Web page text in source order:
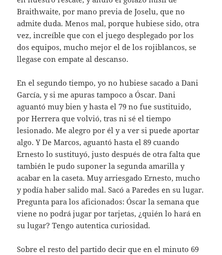
Braithwaite, por mano previa de Joselu, que no
admite duda. Menos mal, porque hubiese sido, otra
vez, increíble que con el juego desplegado por los
dos equipos, mucho mejor el de los rojiblancos, se
llegase con empate al descanso.
En el segundo tiempo, yo no hubiese sacado a Dani
García, y si me apuras tampoco a Óscar. Dani
aguantó muy bien y hasta el 79 no fue sustituido,
por Herrera que volvió, tras ni sé el tiempo
lesionado. Me alegro por él y a ver si puede aportar
algo. Y De Marcos, aguantó hasta el 89 cuando
Ernesto lo sustituyó, justo después de otra falta que
también le pudo suponer la segunda amarilla y
acabar en la caseta. Muy arriesgado Ernesto, mucho
y podía haber salido mal. Sacó a Paredes en su lugar.
Pregunta para los aficionados: Óscar la semana que
viene no podrá jugar por tarjetas, ¿quién lo hará en
su lugar? Tengo autentica curiosidad.
Sobre el resto del partido decir que en el minuto 69